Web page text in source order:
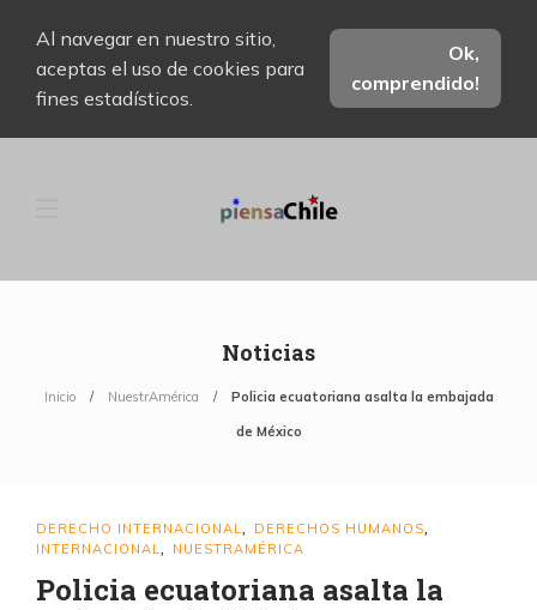
Al navegar en nuestro sitio,
aceptas el uso de cookies para
fines estadísticos.
Ok,
comprendido!
Noticias
Inicio NuestrAmérica Policia ecuatoriana asalta la embajada
de México
DERECHO INTERNACIONAL DERECHOS HUMANOS
INTERNACIONAL NUESTRAMÉRICA
Policia ecuatoriana asalta la